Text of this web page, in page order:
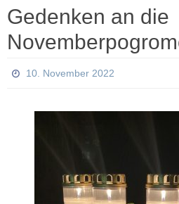
Gedenken an die
10. November 2022